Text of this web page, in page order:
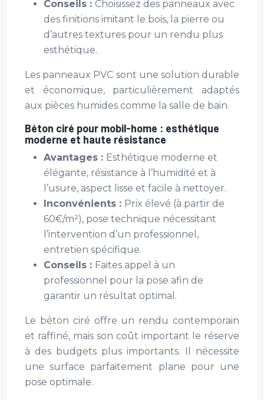
Conseils : Choisissez des panneaux avec
des finitions imitant le bois, la pierre ou
d’autres textures pour un rendu plus
esthétique.
Les panneaux PVC sont une solution durable
et économique, particulièrement adaptés
aux pièces humides comme la salle de bain.
Béton ciré pour mobil-home : esthétique
moderne et haute résistance
Avantages : Esthétique moderne et
élégante, résistance à l’humidité et à
l’usure, aspect lisse et facile à nettoyer.
Inconvénients : Prix élevé (à partir de
60€/m²), pose technique nécessitant
l’intervention d’un professionnel,
entretien spécifique.
Conseils : Faites appel à un
professionnel pour la pose afin de
garantir un résultat optimal.
Le béton ciré offre un rendu contemporain
et raffiné, mais son coût important le réserve
à des budgets plus importants. Il nécessite
une surface parfaitement plane pour une
pose optimale.